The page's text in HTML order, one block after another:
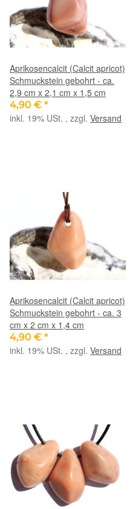
Aprikosencalcit (Calcit apricot)
Schmuckstein gebohrt - ca.
2,9 cm x 2,1 cm x 1,5 cm
4,90 € *
inkl. 19% USt. , zzgl. Versand
Aprikosencalcit (Calcit apricot)
Schmuckstein gebohrt - ca. 3
cm x 2 cm x 1,4 cm
4,90 € *
inkl. 19% USt. , zzgl. Versand